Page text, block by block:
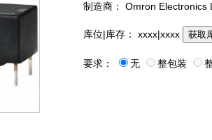
制造商： Omron Electronics
库位|库存： xxxx|xxxx 获取
要求： 无 整包装